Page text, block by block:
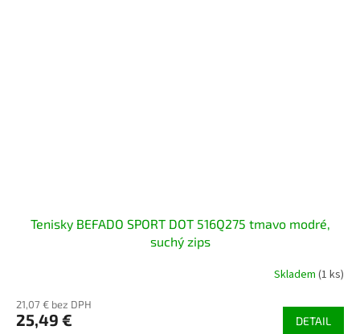
Tenisky BEFADO SPORT DOT 516Q275 tmavo modré,
suchý zips
Skladem (1 ks)
21,07 € bez DPH
25,49 € DETAIL